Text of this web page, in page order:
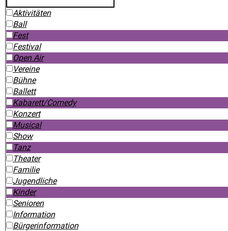
Aktivitäten
Ball
Fest
Festival
Open Air
Vereine
Bühne
Ballett
Kabarett/Comedy
Konzert
Musical
Show
Tanz
Theater
Familie
Jugendliche
Kinder
Senioren
Information
Bürgerinformation